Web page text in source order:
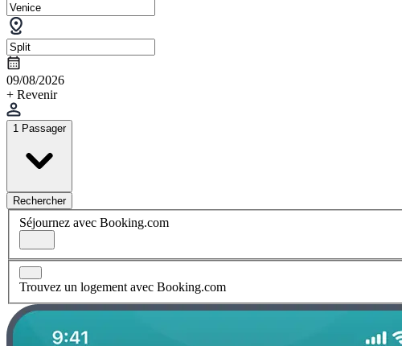
09/08/2026
+ Revenir
1 Passager
Rechercher
Séjournez avec Booking.com
Trouvez un logement avec Booking.com